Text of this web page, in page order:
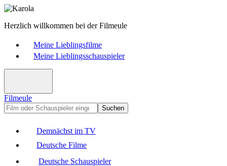
Herzlich willkommen bei der Filmeule
Meine Lieblingsfilme
Meine Lieblingsschauspieler
Filmeule
Suchen
Demnächst im TV
Deutsche Filme
Deutsche Schauspieler